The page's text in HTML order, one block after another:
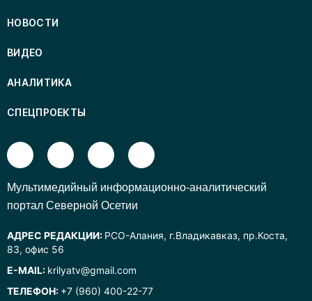
НОВОСТИ
ВИДЕО
АНАЛИТИКА
СПЕЦПРОЕКТЫ
Mультимедийный информационно-аналитический
портал Северной Осетии
АДРЕС РЕДАКЦИИ: РСО-Алания, г.Владикавказ, пр.Коста,
83, офис 56
E-MAIL: krilyatv@gmail.com
ТЕЛЕФОН: +7 (960) 400-22-77